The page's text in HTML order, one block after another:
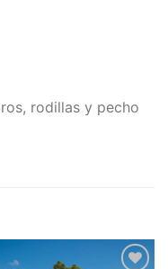
rodillas y pecho